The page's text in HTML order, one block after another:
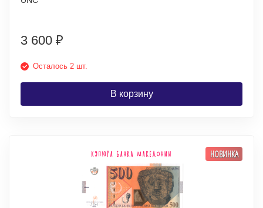
3 600 ₽
Осталось 2 шт.
В корзину
НОВИНКА